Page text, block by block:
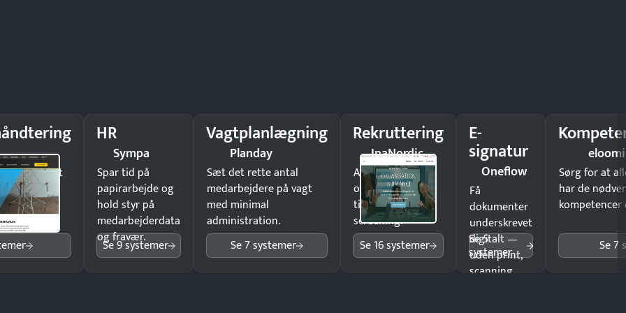
underskrift
ingen
HR
Sympa
Spar tid på
papirarbejde og
hold styr på
medarbejderdata
og fravær.
Se 9 systemer
Vagtplanlægning
Planday
Sæt det rette antal
medarbejdere på vagt
med minimal
administration.
Se 7 systemer
Rekruttering
IpaNordic
Ansæt hurtigere
og brug færre
timer på manuel
screening.
Se 16 systemer
E-
signatur
Oneflow
Få
dokumenter
underskrevet
digitalt —
uden print,
scanning
Se 5
systemer
eloomi
Sørg for at
har de
Se 7